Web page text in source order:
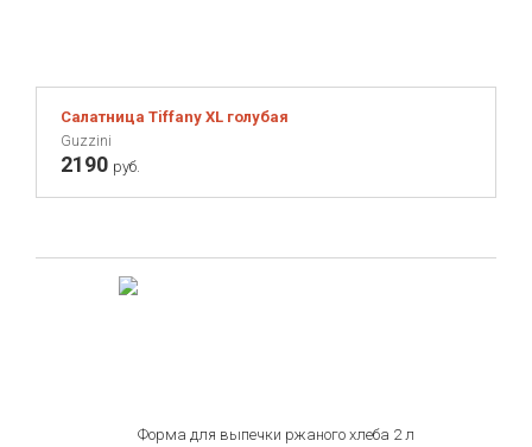
Салатница Tiffany XL голубая
Guzzini
2190 руб.